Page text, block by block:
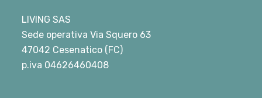
LIVING SAS
Sede operativa Via Squero 63
47042 Cesenatico (FC)
p.iva 04626460408